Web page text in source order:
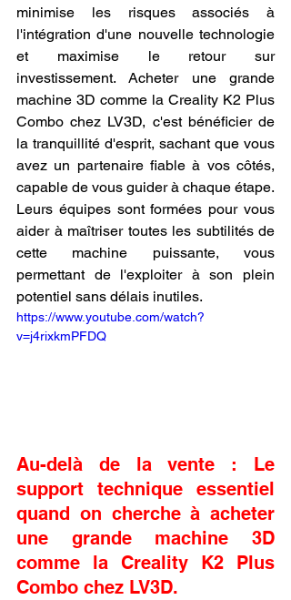
minimise les risques associés à
l'intégration d'une nouvelle technologie
et maximise le retour sur
investissement. Acheter une grande
machine 3D comme la Creality K2 Plus
Combo chez LV3D, c'est bénéficier de
la tranquillité d'esprit, sachant que vous
avez un partenaire fiable à vos côtés,
capable de vous guider à chaque étape.
Leurs équipes sont formées pour vous
aider à maîtriser toutes les subtilités de
cette machine puissante, vous
permettant de l'exploiter à son plein
potentiel sans délais inutiles.
https://www.youtube.com/watch?
v=j4rixkmPFDQ
Au-delà de la vente : Le
support technique essentiel
quand on cherche à acheter
une grande machine 3D
comme la Creality K2 Plus
Combo chez LV3D.